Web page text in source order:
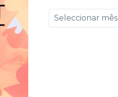
Arquivo
Seleccionar mês